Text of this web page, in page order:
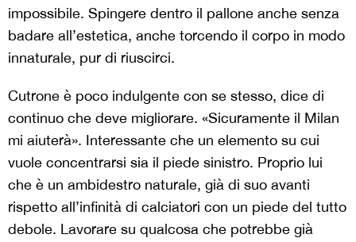
impossibile. Spingere dentro il pallone anche senza
badare all’estetica, anche torcendo il corpo in modo
innaturale, pur di riuscirci.
Cutrone è poco indulgente con se stesso, dice di
continuo che deve migliorare. «Sicuramente il Milan
mi aiuterà». Interessante che un elemento su cui
vuole concentrarsi sia il piede sinistro. Proprio lui
che è un ambidestro naturale, già di suo avanti
rispetto all’infinità di calciatori con un piede del tutto
debole. Lavorare su qualcosa che potrebbe già